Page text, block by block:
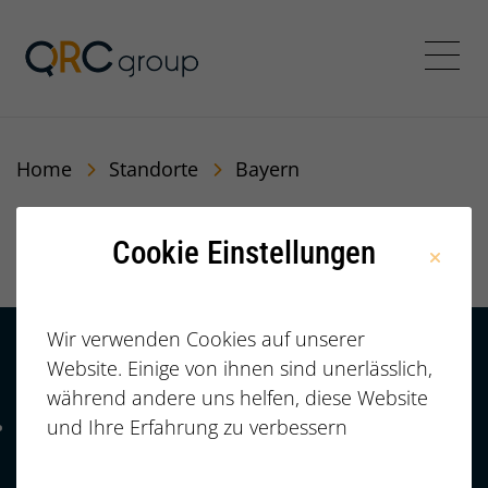
QRC Personalberatung
Home Standorte Bayern
Bayern
Kontakt
+49 (0)
911/23733277
Telefonnummer: 4 9 0 9 1 1 2 3 7 3 3 2 7 7
HÄUFIGE FRAGEN |
FAQ
Cookie Einstellungen
Wir verwenden Cookies auf unserer
Website. Einige von ihnen sind unerlässlich,
während andere uns helfen, diese Website
und Ihre Erfahrung zu verbessern